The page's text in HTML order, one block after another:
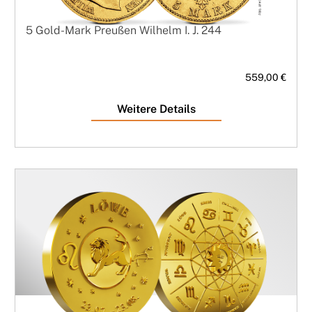
5 Gold-Mark Preußen Wilhelm I. J. 244
559,00 €
Weitere Details